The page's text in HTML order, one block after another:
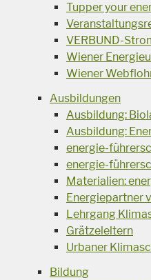
Tupper your
VERBUND-
Wiener
Wiener
Ausbildungen
Ausbildung:
Ausbildung:
energie-
energie-
Materialien:
Energiepartner
Lehrgang
Grätzeleltern
Urbaner
Bildung